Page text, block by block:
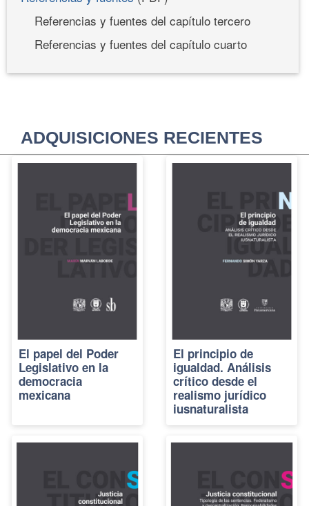
Referencias y fuentes del capítulo tercero
Referencias y fuentes del capítulo cuarto
ADQUISICIONES RECIENTES
El papel del Poder
Legislativo en la
democracia
mexicana
El principio de
igualdad. Análisis
crítico desde el
realismo jurídico
iusnaturalista